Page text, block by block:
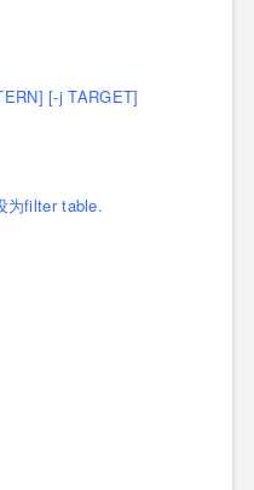
[-j TARGET]
为filter table.